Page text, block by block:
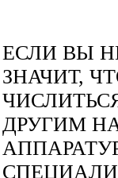
ЕСЛИ ВЫ
ЗНАЧИТ,
ДРУГИМ